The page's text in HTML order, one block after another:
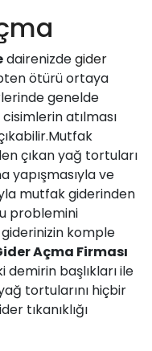
dairenizdegider
ötürü ortaya
genelde
atılması
çıkan yağ tortuları
yapışmasıyla ve
mutfak giderinden
problemini
komple
Açma Firması
demirin başlıkları ile
tortularını hiçbir
tıkanıklığı